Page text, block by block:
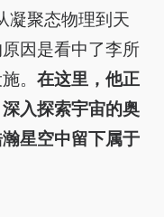
凝聚态物理到天
因是看中了李所
。在这里，他正
入探索宇宙的奥
星空中留下属于